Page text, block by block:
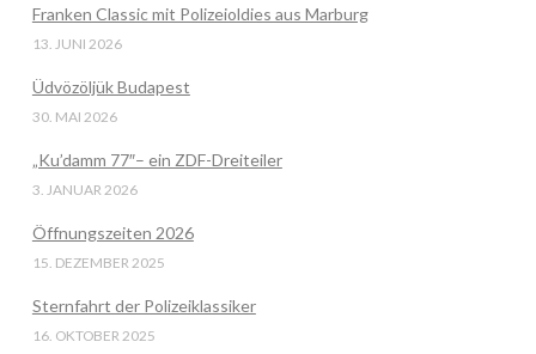
Franken Classic mit Polizeioldies aus Marburg
13. JUNI 2026
Üdvözöljük Budapest
30. MAI 2026
„Ku’damm 77″– ein ZDF-Dreiteiler
3. JANUAR 2026
Öffnungszeiten 2026
15. DEZEMBER 2025
Sternfahrt der Polizeiklassiker
16. OKTOBER 2025